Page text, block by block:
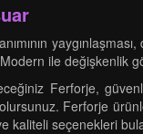
ile değişkenlik
Ferforje,
Ferforje
kaliteli seçenekleri